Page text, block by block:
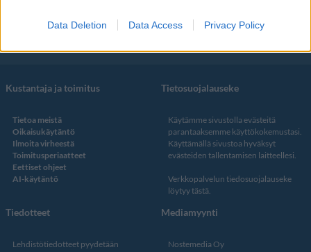
Data Deletion Data Access Privacy Policy
Kustantaja ja toimitus
Tietoa meistä
Oikaisukäytäntö
Ilmoita virheestä
Toimitusperiaatteet
Eettiset ohjeet
AI-käytäntö
Tietosuojalauseke
Käytämme sivustolla evästeitä
parantaaksemme käyttökokemustasi.
Käyttämällä sivustoa hyväksyt
evästeiden tallentamisen laitteellesi.
Verkkopalvelun tiedosuojalauseke
löytyy tästä
Tiedotteet
Lehdistötiedotteet pyydetään
Mediamyynti
Nostemedia Oy